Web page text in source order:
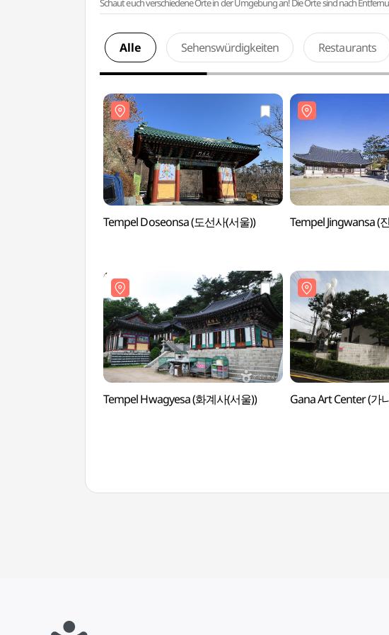
Schaut euch verschiedene Orte in der Umgebung an! Die Orte sind nach
Alle Sehenswürdigkeiten Restaurants
Tempel Doseonsa (도선사(서울)) Tempel Jingwansa (
Tempel Hwagyesa (화계사(서울)) Gana Art Center (가